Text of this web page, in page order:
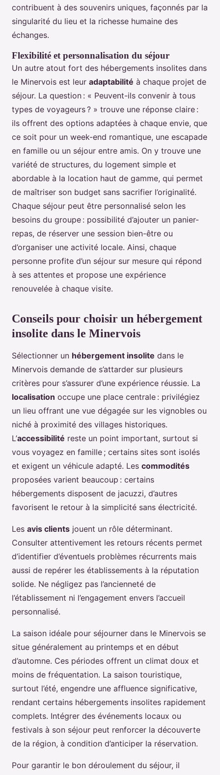
contribuent à des souvenirs uniques, façonnés par la
singularité du lieu et la richesse humaine des
échanges.
Flexibilité et personnalisation du séjour
Un autre atout fort des hébergements insolites dans
le Minervois est leur adaptabilité à chaque projet de
séjour. La question : « Peuvent-ils convenir à tous
types de voyageurs ? » trouve une réponse claire :
ils offrent des options adaptées à chaque envie, que
ce soit pour un week-end romantique, une escapade
en famille ou un séjour entre amis. On y trouve une
variété de structures, du logement simple et
abordable à la location haut de gamme, qui permet
de maîtriser son budget sans sacrifier l’originalité.
Chaque séjour peut être personnalisé selon les
besoins du groupe : possibilité d’ajouter un panier-
repas, de réserver une session bien-être ou
d’organiser une activité locale. Ainsi, chaque
personne profite d’un séjour sur mesure qui répond
à ses attentes et propose une expérience
renouvelée à chaque visite.
Conseils pour choisir un hébergement
insolite dans le Minervois
Sélectionner un hébergement insolite dans le
Minervois demande de s’attarder sur plusieurs
critères pour s’assurer d’une expérience réussie. La
localisation occupe une place centrale : privilégiez
un lieu offrant une vue dégagée sur les vignobles ou
niché à proximité des villages historiques.
L’accessibilité reste un point important, surtout si
vous voyagez en famille ; certains sites sont isolés
et exigent un véhicule adapté. Les commodités
proposées varient beaucoup : certains
hébergements disposent de jacuzzi, d’autres
favorisent le retour à la simplicité sans électricité.
Les avis clients jouent un rôle déterminant.
Consulter attentivement les retours récents permet
d’identifier d’éventuels problèmes récurrents mais
aussi de repérer les établissements à la réputation
solide. Ne négligez pas l’ancienneté de
l’établissement ni l’engagement envers l’accueil
personnalisé.
La saison idéale pour séjourner dans le Minervois se
situe généralement au printemps et en début
d’automne. Ces périodes offrent un climat doux et
moins de fréquentation. La saison touristique,
surtout l’été, engendre une affluence significative,
rendant certains hébergements insolites rapidement
complets. Intégrer des événements locaux ou
festivals à son séjour peut renforcer la découverte
de la région, à condition d’anticiper la réservation.
Pour garantir le bon déroulement du séjour, il